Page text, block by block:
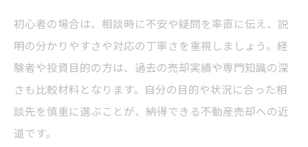
初心者の場合は、相談時に不安や疑問を率直に伝え、説
明の分かりやすさや対応の丁寧さを重視しましょう。経
験者や投資目的の方は、過去の売却実績や専門知識の深
さも比較材料となります。自分の目的や状況に合った相
談先を慎重に選ぶことが、納得できる不動産売却への近
道です。